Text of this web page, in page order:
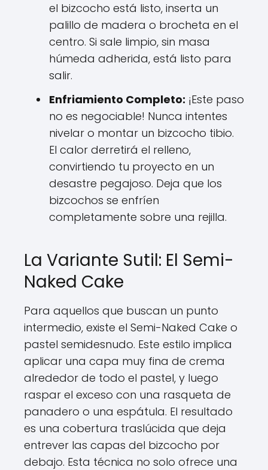
el bizcocho está listo, inserta un
palillo de madera o brocheta en el
centro. Si sale limpio, sin masa
húmeda adherida, está listo para
salir.
Enfriamiento Completo: ¡Este paso
no es negociable! Nunca intentes
nivelar o montar un bizcocho tibio.
El calor derretirá el relleno,
convirtiendo tu proyecto en un
desastre pegajoso. Deja que los
bizcochos se enfríen
completamente sobre una rejilla.
La Variante Sutil: El Semi-
Naked Cake
Para aquellos que buscan un punto
intermedio, existe el Semi-Naked Cake o
pastel semidesnudo. Este estilo implica
aplicar una capa muy fina de crema
alrededor de todo el pastel, y luego
raspar el exceso con una rasqueta de
panadero o una espátula. El resultado
es una cobertura traslúcida que deja
entrever las capas del bizcocho por
debajo. Esta técnica no solo ofrece una